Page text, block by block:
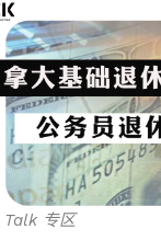
专区